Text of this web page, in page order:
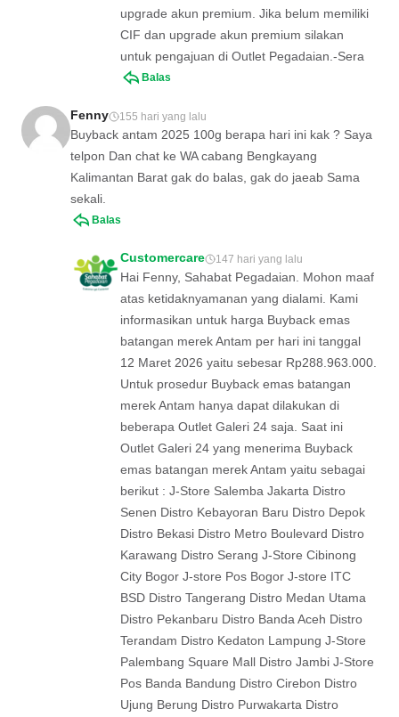
upgrade akun premium. Jika belum memiliki
CIF dan upgrade akun premium silakan
untuk pengajuan di Outlet Pegadaian.-Sera
Balas
Fenny 155 hari yang lalu
Buyback antam 2025 100g berapa hari ini kak ? Saya
telpon Dan chat ke WA cabang Bengkayang
Kalimantan Barat gak do balas, gak do jaeab Sama
sekali.
Balas
Customercare 147 hari yang lalu
Hai Fenny, Sahabat Pegadaian. Mohon maaf
atas ketidaknyamanan yang dialami. Kami
informasikan untuk harga Buyback emas
batangan merek Antam per hari ini tanggal
12 Maret 2026 yaitu sebesar Rp288.963.000.
Untuk prosedur Buyback emas batangan
merek Antam hanya dapat dilakukan di
beberapa Outlet Galeri 24 saja. Saat ini
Outlet Galeri 24 yang menerima Buyback
emas batangan merek Antam yaitu sebagai
berikut : J-Store Salemba Jakarta Distro
Senen Distro Kebayoran Baru Distro Depok
Distro Bekasi Distro Metro Boulevard Distro
Karawang Distro Serang J-Store Cibinong
City Bogor J-store Pos Bogor J-store ITC
BSD Distro Tangerang Distro Medan Utama
Distro Pekanbaru Distro Banda Aceh Distro
Terandam Distro Kedaton Lampung J-Store
Palembang Square Mall Distro Jambi J-Store
Pos Banda Bandung Distro Cirebon Distro
Ujung Berung Distro Purwakarta Distro